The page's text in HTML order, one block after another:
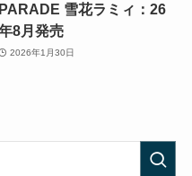
PARADE 雪花ラミィ：26
8月発売
2026年1月30日